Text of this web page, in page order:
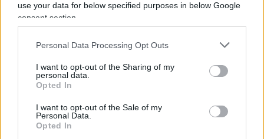
use your data for below specified purposes in below Google
consent section.
Personal Data Processing Opt Outs
I want to opt-out of the Sharing of my
personal data.
Opted In
I want to opt-out of the Sale of my
Personal Data.
Opted In
fronte di numeri non proprio invidiabili? Si potrà
accettare in futuro per un’ipotetica nuova
emergenza un’analoga compressione dei diritti?
Ancora il paragone con gli evasori
La risposta a questa domanda sembra averla